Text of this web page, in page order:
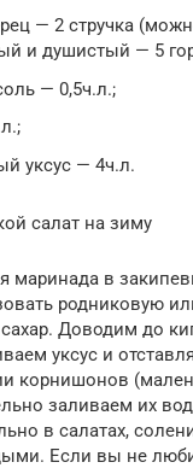
— 2 стручка
и душистый — 5
— 0,5ч.л.;
уксус — 4ч.л.
салат на зиму
маринада в
родниковую
Доводим до
уксус и
корнишонов
заливаем их
в салатах,
Если вы не